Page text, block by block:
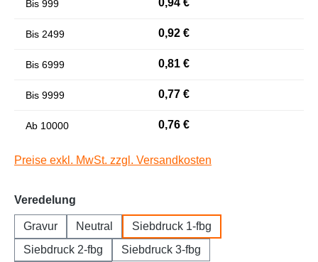
Bis 999
Bis 2499 0,92 €
Bis 6999 0,81 €
Bis 9999 0,77 €
Ab 10000 0,76 €
Preise exkl. MwSt. zzgl. Versandkosten
Veredelung
Gravur Neutral
Siebdruck 1-fbg
Siebdruck 2-fbg
Siebdruck 3-fbg